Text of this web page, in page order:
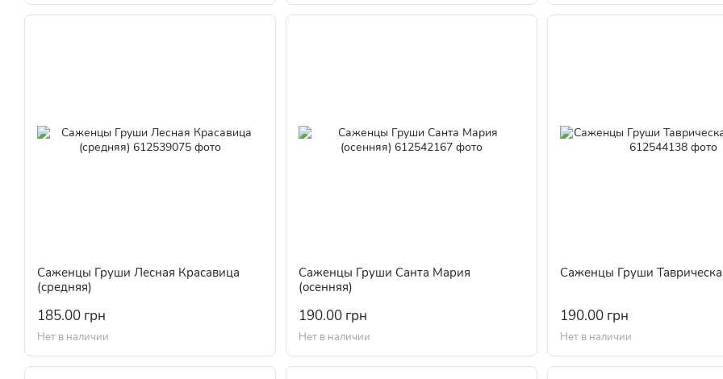
Саженцы Груши Лесная Красавица
(средняя)
185.00 грн
Нет в наличии
Саженцы Груши Санта Мария
(осенняя)
190.00 грн
Нет в наличии
Саженцы Груши
190.00 грн
Нет в наличии